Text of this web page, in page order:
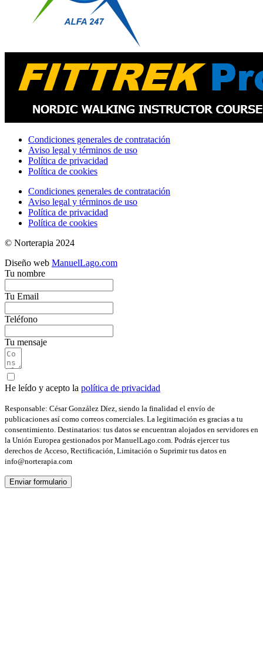
Condiciones generales de contratación
Aviso legal y términos de uso
Política de privacidad
Política de cookies
Condiciones generales de contratación
Aviso legal y términos de uso
Política de privacidad
Política de cookies
© Norterapia 2024
Diseño web ManuelLago.com
Tu nombre
Tu Email
Teléfono
Tu mensaje
He leído y acepto la política de privacidad
Responsable: César González Díez, siendo la finalidad el envío de
publicaciones así como correos comerciales. La legitimación es gracias a tu
consentimiento. Destinatarios: tus datos se encuentran alojados en servidores en
la Unión Europea gestionados por ManuelLago.com. Podrás ejercer tus
derechos de Acceso, Rectificación, Limitación o Suprimir tus datos en
info@norterapia.com
Enviar formulario